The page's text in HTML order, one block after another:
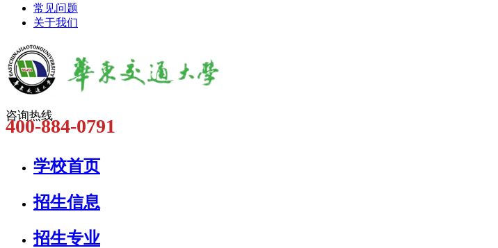
常见问题
关于我们
咨询热线
400-884-0791
学校首页
招生信息
招生专业